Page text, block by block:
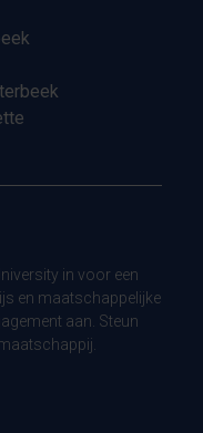
in voor een
en maatschappelijke
aan. Steun